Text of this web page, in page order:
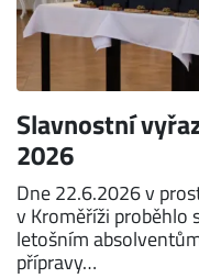
Slavnostní
2026
Dne 22.6.2026 v
v Kroměříži proběhlo
letošním
přípravy…